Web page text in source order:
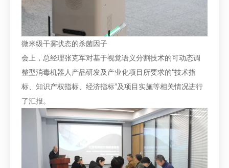
微米级干雾状态的杀菌因子
会上，总经理张克军对基于视觉语义分割技术的可动态调
整型消毒机器人产品研发及产业化项目所要求的“技术指
标、知识产权指标、经济指标”及项目实施等相关情况进行
了汇报。